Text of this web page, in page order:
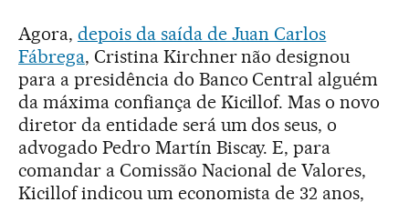
Agora, depois da saída de Juan Carlos
Fábrega, Cristina Kirchner não designou
para a presidência do Banco Central alguém
da máxima confiança de Kicillof. Mas o novo
diretor da entidade será um dos seus, o
advogado Pedro Martín Biscay. E, para
comandar a Comissão Nacional de Valores,
Kicillof indicou um economista de 32 anos,